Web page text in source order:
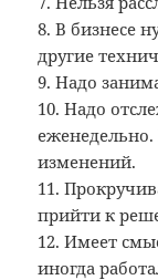
8. В бизнесе
другие
9. Надо
10. Надо
изменений.
11.
прийти к
12. Имеет
иногда